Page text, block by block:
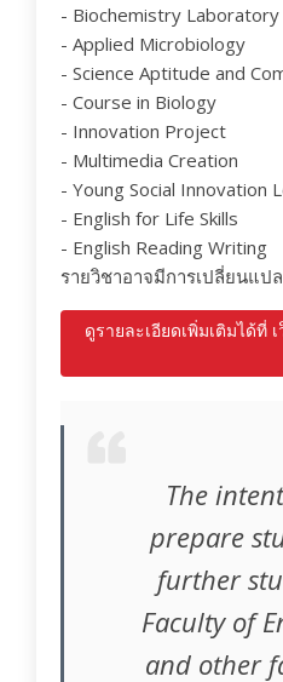
- Biochemistry Laboratory
- Applied Microbiology
- Science Aptitude and
- Course in Biology
- Innovation Project
- Multimedia Creation
- Young Social Innovation
- English for Life Skills
- English Reading Writing
รายวิชาอาจมีการเปลี่ยนแป
ดูรายละเอียดเพิ่มเติมได้ที่
The
prepare
further
Faculty of
and other